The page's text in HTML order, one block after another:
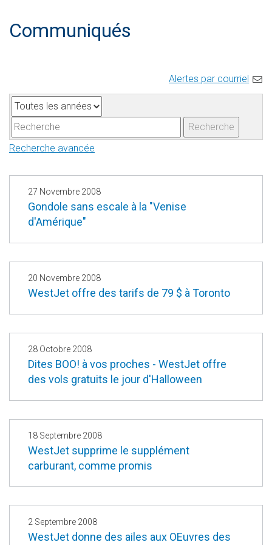
Communiqués
Alertes par courriel
A
n
n
é
o
t
l
Recherche
Recherche avancée
27 Novembre 2008
Gondole sans escale à la "Venise
d'Amérique"
20 Novembre 2008
WestJet offre des tarifs de 79 $ à Toronto
28 Octobre 2008
Dites BOO! à vos proches - WestJet offre
des vols gratuits le jour d'Halloween
18 Septembre 2008
WestJet supprime le supplément
carburant, comme promis
2 Septembre 2008
WestJet donne des ailes aux OEuvres des